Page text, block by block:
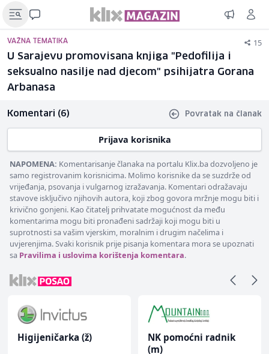
VAŽNA TEMATIKA 15
U Sarajevu promovisana knjiga "Pedofilija i
seksualno nasilje nad djecom" psihijatra Gorana
Arbanasa
Komentari (6) Povratak na članak
Prijava korisnika
NAPOMENA: Komentarisanje članaka na portalu Klix.ba dozvoljeno je
samo registrovanim korisnicima. Molimo korisnike da se suzdrže od
vrijeđanja, psovanja i vulgarnog izražavanja. Komentari odražavaju
stavove isključivo njihovih autora, koji zbog govora mržnje mogu biti i
krivično gonjeni. Kao čitatelj prihvatate mogućnost da među
komentarima mogu biti pronađeni sadržaji koji mogu biti u
suprotnosti sa vašim vjerskim, moralnim i drugim načelima i
uvjerenjima. Svaki korisnik prije pisanja komentara mora se upoznati
sa Pravilima i uslovima korištenja komentara.
Higijeničarka (ž)
NK pomoćni radnik
(m)